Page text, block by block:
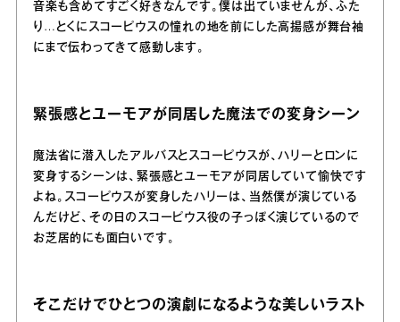
音楽も含めてすごく好きなんです。僕は出ていませんが、ふた
り…とくにスコーピウスの憧れの地を前にした高揚感が舞台袖
にまで伝わってきて感動します。
緊張感とユーモアが同居した魔法での変身シーン
魔法省に潜入したアルバスとスコーピウスが、ハリーとロンに
変身するシーンは、緊張感とユーモアが同居していて愉快です
よね。スコーピウスが変身したハリーは、当然僕が演じている
んだけど、その日のスコーピウス役の子っぽく演じているので
お芝居的にも面白いです。
そこだけでひとつの演劇になるような美しいラスト